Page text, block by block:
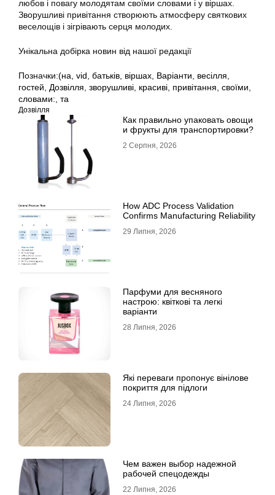
любов і повагу молодятам своїми словами і у віршах.
Зворушливі привітання створюють атмосферу святкових
веселощів і зігрівають серця молодих.
Унікальна добірка новин від нашої редакції
Позначки:(на vid батьків віршах Варіанти весілля
гостей
Дозвілля зворушливі красиві привітання своїми
словами: та
Дозвілля
Как правильно упаковать овощи
и фрукты для транспортировки?
2 Серпня, 2026
How ADC Process Validation
Confirms Manufacturing Reliability
29 Липня, 2026
Парфуми для весняного
настрою: квіткові та легкі
варіанти
28 Липня, 2026
Які переваги пропонує вінілове
покриття для підлоги
24 Липня, 2026
Чем важен выбор надежной
рабочей спецодежды
22 Липня, 2026